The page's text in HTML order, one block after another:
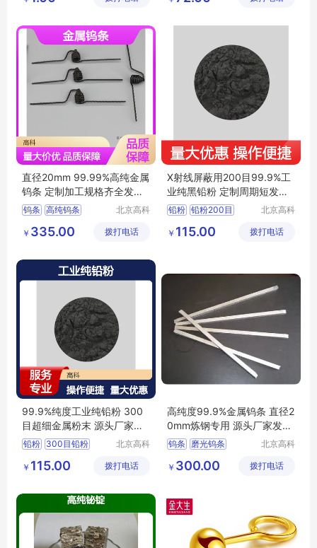
直径20mm 99.99%高纯金属
钨条 定制加工规格齐全发货
快
钨条 高纯钨条
北京高科
技有限公
￥ 335.00 拨打电话
X射线屏蔽用200目99.9%工
业纯黑铅粉 定制周期短发货
快
铅粉 铅粉200目
铅粉厂家
北京高科
技有限公
￥ 115.00 拨打电话
99.9%纯度工业纯铅粉 300
目超细金属粉末 源头厂家保
质保量
铅粉 300目铅粉
河北铅粉
北京高科
技有限公
￥ 115.00 拨打电话
高纯度99.9%金属钨条 直径2
0mm炼钢专用 源头厂家发货
快
钨条
磨光钨条
钨条厂家
北京高科
技有限公
￥ 300.00 拨打电话